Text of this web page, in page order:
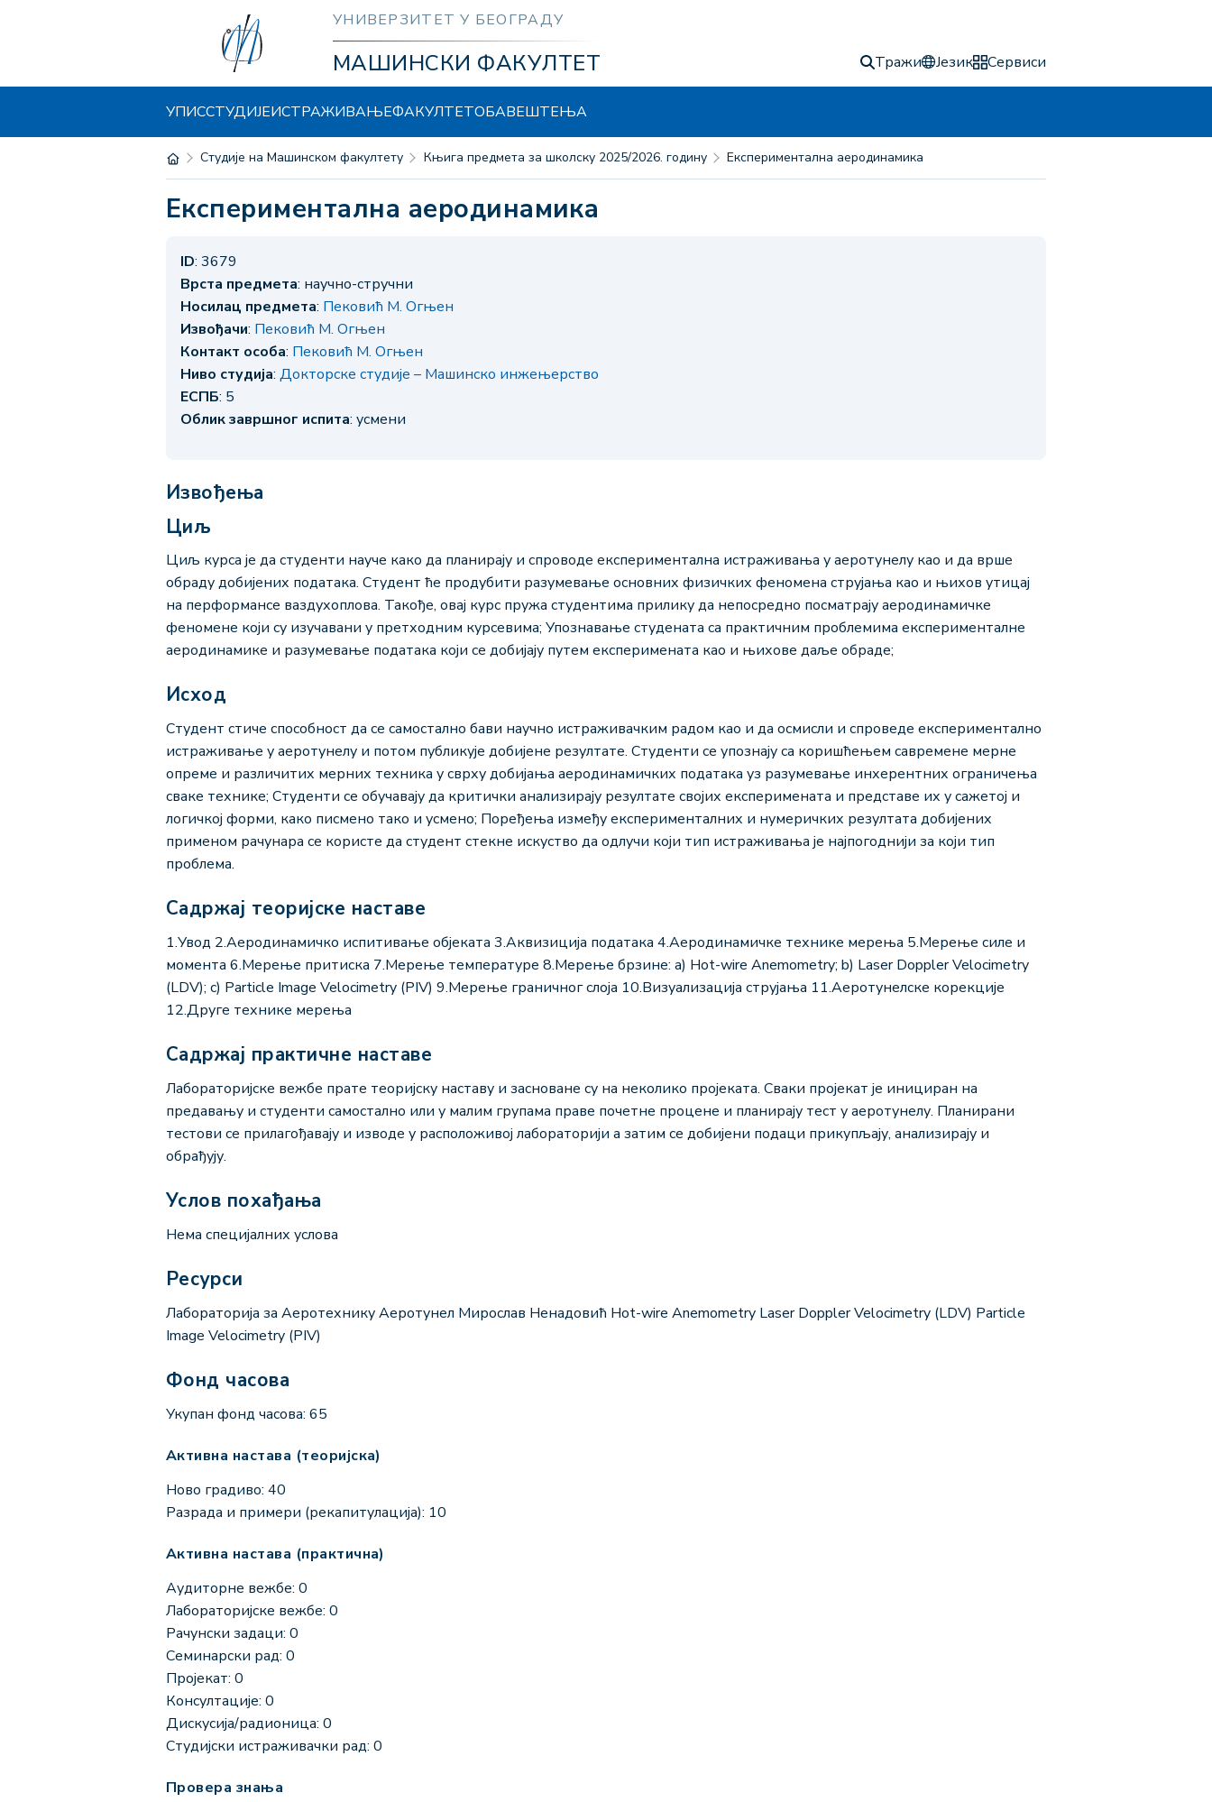
УНИВЕРЗИТЕТ У БЕОГРАДУ
МАШИНСКИ ФАКУЛТЕТ Тражи Језик Сервиси
УПИССТУДИЈЕИСТРАЖИВАЊЕФАКУЛТЕТОБАВЕШТЕЊА
Студије на Машинском факултету Књига предмета за школску 2025/2026. годину Експериментална аеродинамика
Експериментална аеродинамика
ID: 3679
Врста предмета: научно-стручни
Носилац предмета: Пековић М. Огњен
Извођачи: Пековић М. Огњен
Контакт особа: Пековић М. Огњен
Ниво студија: Докторске студије – Машинско инжењерство
ЕСПБ: 5
Облик завршног испита: усмени
Извођења
Циљ
Циљ курса је да студенти науче како да планирају и спроводе експериментална истраживања у аеротунелу као и да врше
обраду добијених података. Студент ће продубити разумевање основних физичких феномена струјања као и њихов утицај
на перформансе ваздухоплова. Такође, овај курс пружа студентима прилику да непосредно посматрају аеродинамичке
феномене који су изучавани у претходним курсевима; Упознавање студената са практичним проблемима експерименталне
аеродинамике и разумевање података који се добијају путем експеримената као и њихове даље обраде;
Исход
Студент стиче способност да се самостално бави научно истраживачким радом као и да осмисли и спроведе експериментално
истраживање у аеротунелу и потом публикује добијене резултате. Студенти се упознају са коришћењем савремене мерне
опреме и различитих мерних техника у сврху добијања аеродинамичких података уз разумевање инхерентних ограничења
сваке технике; Студенти се обучавају да критички анализирају резултате својих експеримената и представе их у сажетој и
логичкој форми, како писмено тако и усмено; Поређења између експерименталних и нумеричких резултата добијених
применом рачунара се користе да студент стекне искуство да одлучи који тип истраживања је најпогоднији за који тип
проблема.
Садржај теоријске наставе
1.Увод 2.Аеродинамичко испитивање објеката 3.Аквизиција података 4.Аеродинамичке технике мерења 5.Мерење силе и
момента 6.Мерење притиска 7.Мерење температуре 8.Мерење брзине: a) Hot-wire Anemometry; b) Laser Doppler Velocimetry
(LDV); c) Particle Image Velocimetry (PIV) 9.Мерење граничног слоја 10.Визуализација струјања 11.Аеротунелске корекције
12.Друге технике мерења
Садржај практичне наставе
Лабораторијске вежбе прате теоријску наставу и засноване су на неколико пројеката. Сваки пројекат је инициран на
предавању и студенти самостално или у малим групама праве почетне процене и планирају тест у аеротунелу. Планирани
тестови се прилагођавају и изводе у расположивој лабораторији а затим се добијени подаци прикупљају, анализирају и
обрађују.
Услов похађања
Нема специјалних услова
Ресурси
Лаборатoрија за Аеротехнику Аеротунел Мирослав Ненадовић Hot-wire Anemometry Laser Doppler Velocimetry (LDV) Particle
Image Velocimetry (PIV)
Фонд часова
Укупан фонд часова: 65
Активна настава (теоријска)
Ново градиво: 40
Разрада и примери (рекапитулација): 10
Активна настава (практична)
Аудиторне вежбе: 0
Лабораторијске вежбе: 0
Рачунски задаци: 0
Семинарски рад: 0
Пројекат: 0
Консултације: 0
Дискусија/радионица: 0
Студијски истраживачки рад: 0
Провера знања